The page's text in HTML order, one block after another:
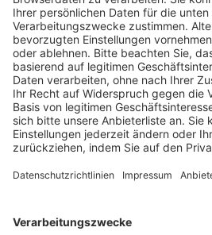
Trainerausbildung
Schulungsangebot Vereinsmitarbeiter
BFV-Geschäftsstellen
Trainerbörse
Login SpielPlus
FOLGE DEM BFV